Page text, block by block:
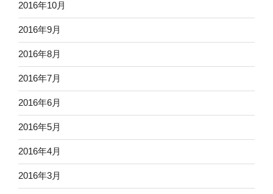
2016年10月
2016年9月
2016年8月
2016年7月
2016年6月
2016年5月
2016年4月
2016年3月